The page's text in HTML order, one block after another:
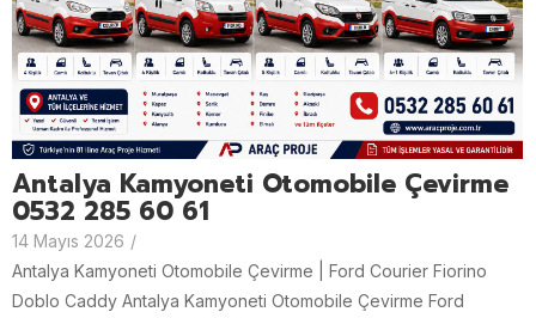
Antalya Kamyoneti Otomobile Çevirme
0532 285 60 61
14 Mayıs 2026 /
Antalya Kamyoneti Otomobile Çevirme | Ford Courier Fiorino
Doblo Caddy Antalya Kamyoneti Otomobile Çevirme Ford